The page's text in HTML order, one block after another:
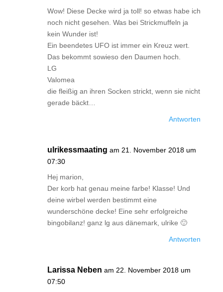
Wow! Diese Decke wird ja toll! so etwas habe ich
noch nicht gesehen. Was bei Strickmuffeln ja
kein Wunder ist!
Ein beendetes UFO ist immer ein Kreuz wert.
Das bekommt sowieso den Daumen hoch.
LG
Valomea
die fleißig an ihren Socken strickt, wenn sie nicht
gerade bäckt…
Antworten
ulrikessmaating am 21. November 2018 um
07:30
Hej marion,
Der korb hat genau meine farbe! Klasse! Und
deine wirbel werden bestimmt eine
wunderschöne decke! Eine sehr erfolgreiche
bingobilanz! ganz lg aus dänemark, ulrike 🙂
Antworten
Larissa Neben am 22. November 2018 um
07:50